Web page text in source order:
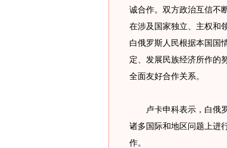
诚合作。双方政治互信不
在涉及国家独立、主权和
白俄罗斯人民根据本国国
定、发展民族经济所作的
全面友好合作关系。
卢卡申科表示，白俄罗
诸多国际和地区问题上进
作。